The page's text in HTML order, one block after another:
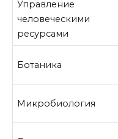
Управление
человеческими
ресурсами
Ботаника
Микробиология